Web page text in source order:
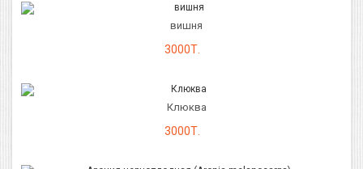
вишня
3000Т.
Клюква
3000Т.